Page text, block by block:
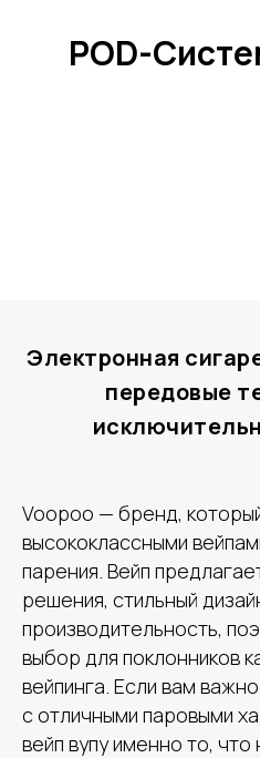
POD-
Электронная
передовые
Voopoo — бренд,
высококлассными
парения. Вейп
решения, стильный
производительность,
выбор для поклонников
вейпинга. Если вам
с отличными паровыми
вейп вупу именно то, что